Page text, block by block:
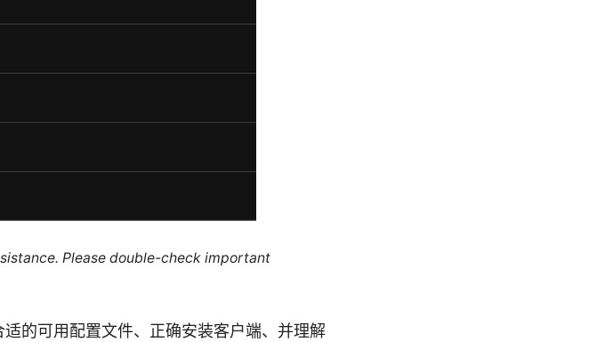
Please double-check important
的可用配置文件、正确安装客户端、并理解